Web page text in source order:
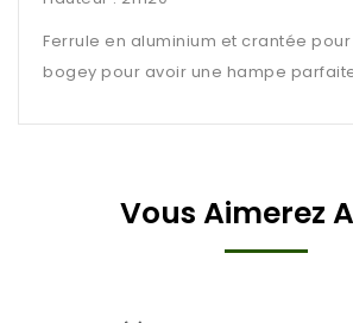
Ferrule en aluminium et crantée
bogey pour avoir une hampe
Vous Aimerez